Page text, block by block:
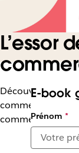
L’essor
Découvrez le rôle
commerciales
commerciales
E-book
Prénom *